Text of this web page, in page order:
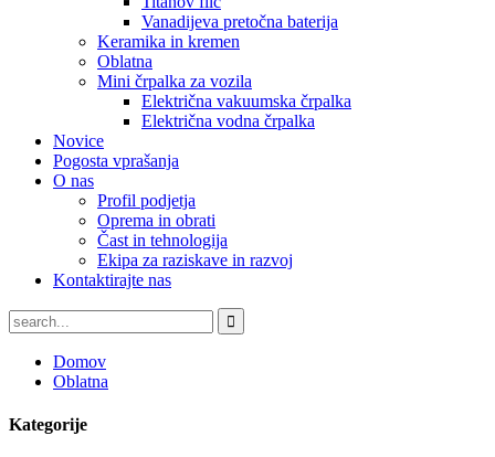
Vanadijeva pretočna baterija
Keramika in kremen
Oblatna
Mini črpalka za vozila
Električna vakuumska črpalka
Električna vodna črpalka
Novice
Pogosta vprašanja
O nas
Profil podjetja
Oprema in obrati
Čast in tehnologija
Ekipa za raziskave in razvoj
Kontaktirajte nas
Domov
Oblatna
Kategorije